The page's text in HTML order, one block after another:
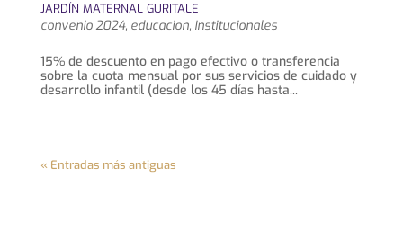
JARDÍN MATERNAL GURITALE
convenio 2024, educacion, Institucionales
15% de descuento en pago efectivo o transferencia
sobre la cuota mensual por sus servicios de cuidado y
desarrollo infantil (desde los 45 días hasta...
« Entradas más antiguas